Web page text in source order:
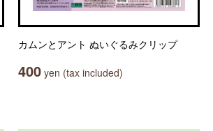
カムンとアント ぬいぐるみクリップ
400 yen (tax included)